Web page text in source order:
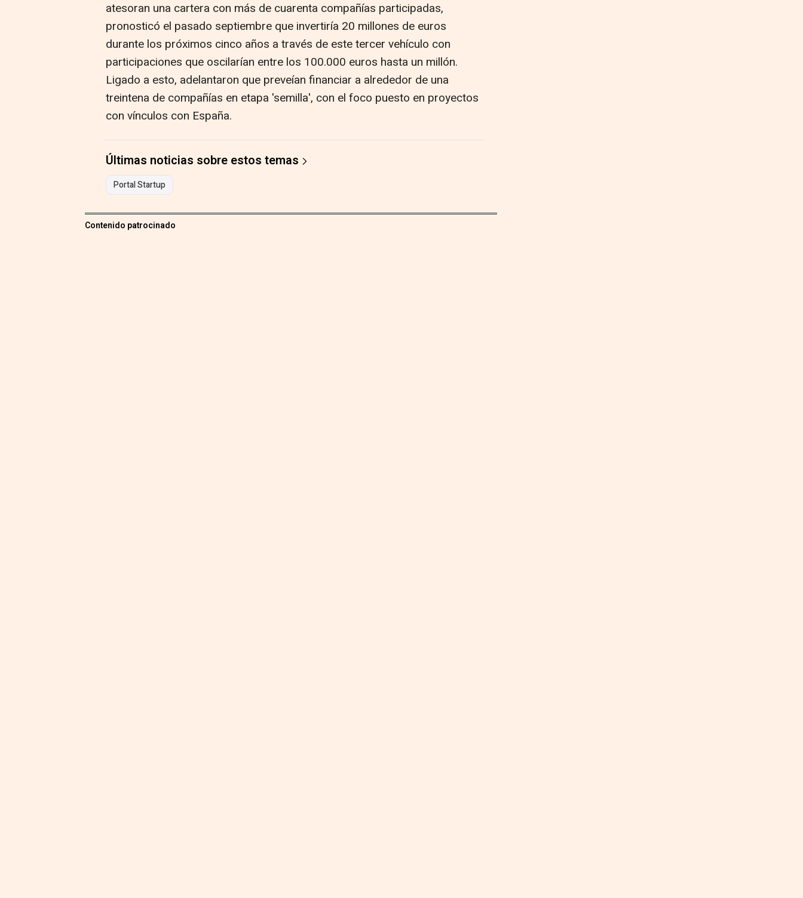
atesoran una cartera con más de cuarenta compañías participadas,
pronosticó el pasado septiembre que invertiría 20 millones de euros
durante los próximos cinco años a través de este tercer vehículo con
participaciones que oscilarían entre los 100.000 euros hasta un millón.
Ligado a esto, adelantaron que preveían financiar a alrededor de una
treintena de compañías en etapa 'semilla', con el foco puesto en proyectos
con vínculos con España.
Últimas noticias sobre estos temas
Portal Startup
Contenido patrocinado